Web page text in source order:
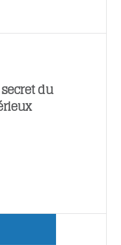
du